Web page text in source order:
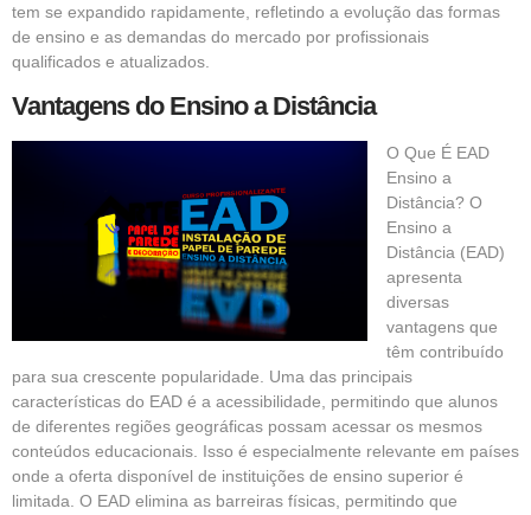
tem se expandido rapidamente, refletindo a evolução das formas
de ensino e as demandas do mercado por profissionais
qualificados e atualizados.
Vantagens do Ensino a Distância
O Que É EAD
Ensino a
Distância? O
Ensino a
Distância (EAD)
apresenta
diversas
vantagens que
têm contribuído
para sua crescente popularidade. Uma das principais
características do EAD é a acessibilidade, permitindo que alunos
de diferentes regiões geográficas possam acessar os mesmos
conteúdos educacionais. Isso é especialmente relevante em países
onde a oferta disponível de instituições de ensino superior é
limitada. O EAD elimina as barreiras físicas, permitindo que